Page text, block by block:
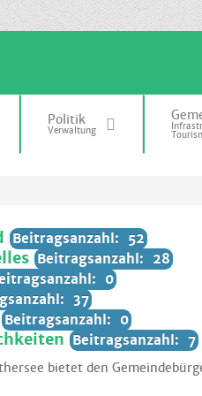
Politik
Verwaltung
Beitragsanzahl: 52
Beitragsanzahl: 28
3 0
6
9
Mitarbeiter
und
37
Beitragsanzahl: 0
2
Beitragsanzahl: 2
Beitragsanzahl: 7
bietet den